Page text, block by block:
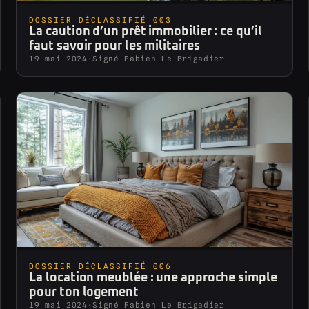
DOSSIER DÉCLASSIFIÉ 003
La caution d’un prêt immobilier : ce qu’il
faut savoir pour les militaires
19 mai 2024 ·Signé Fabien Le Brigadier
DOSSIER DÉCLASSIFIÉ 006
La location meublée : une approche simple
pour ton logement
19 mai 2024 ·Signé Fabien Le Brigadier